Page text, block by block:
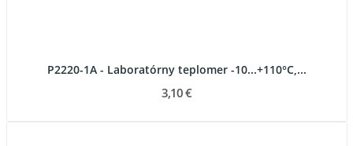
P2220-1A - Laboratórny teplomer -10...+110°C,...
3,10 €